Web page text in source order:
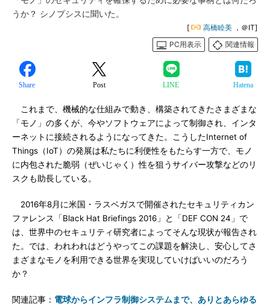
うか？ シノプシスに聞いた。
[ 高橋睦美 ，＠IT]
PC用表示
関連情報
Share Post LINE Hatena
これまで、機械的な仕組みで動き、構築されてきたさまざまな
「モノ」の多くが、今やソフトウェアによって制御され、インタ
ーネットに接続されるようになってきた。こうしたInternet of
Things（IoT）の発展は私たちに利便性をもたらす一方で、モノ
に内包された脆弱（ぜいじゃく）性を狙うサイバー攻撃などのリ
スクも助長している。
2016年8月に米国・ラスベガスで開催されたセキュリティカン
ファレンス「Black Hat Briefings 2016」と「DEF CON 24」で
は、世界中のセキュリティ研究者によってそんな現状が報告され
た。では、われわれはどうやってこの課題を解決し、安心してさ
まざまなモノを利用できる世界を実現していけばいいのだろう
か？
関連記事： 電球からインフラ制御システムまで、ありとあらゆる